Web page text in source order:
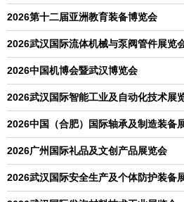
2026第十二届亚洲教育装备博览会
2026武汉国际流体机械与泵阀管件展览
2026中国机博会暨武汉博览会
2026武汉国际智能工业及自动化技术展
2026中国（合肥）国际轴承及制造装备
2026广州国际礼品及文创产品展览会
2026武汉国际安全生产及个体防护装备